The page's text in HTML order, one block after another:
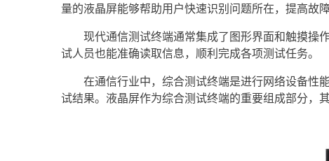
量的液晶屏能够帮助用户快速识别问题所在，提高故障
现代通信测试终端通常集成了图形界面和触摸操作
试人员也能准确读取信息，顺利完成各项测试任务。
在通信行业中，综合测试终端是进行网络设备性能
试结果。液晶屏作为综合测试终端的重要组成部分，